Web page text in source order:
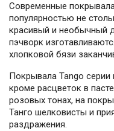
Современные
популярностью не
красивый и необычный
пэчворк
хлопковой бязи
Покрывала Tango серии
кроме расцветок в
розовых тонах, на
Танго шелковисты и
раздражения.